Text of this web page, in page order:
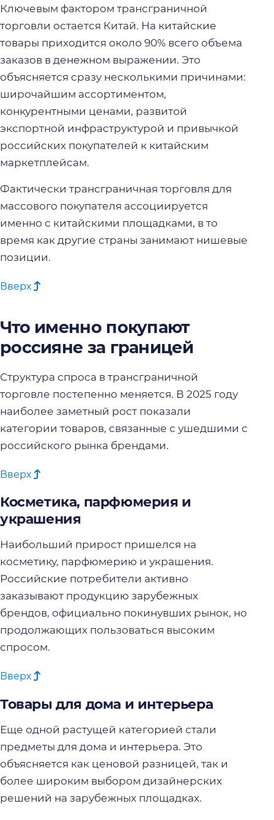
Ключевым фактором трансграничной
торговли остается Китай. На китайские
товары приходится около 90% всего объема
заказов в денежном выражении. Это
объясняется сразу несколькими причинами:
широчайшим ассортиментом,
конкурентными ценами, развитой
экспортной инфраструктурой и привычкой
российских покупателей к китайским
маркетплейсам.
Фактически трансграничная торговля для
массового покупателя ассоциируется
именно с китайскими площадками, в то
время как другие страны занимают нишевые
позиции.
Вверх
Что именно покупают
россияне за границей
Структура спроса в трансграничной
торговле постепенно меняется. В 2025 году
наиболее заметный рост показали
категории товаров, связанные с ушедшими с
российского рынка брендами.
Вверх
Косметика, парфюмерия и
украшения
Наибольший прирост пришелся на
косметику, парфюмерию и украшения.
Российские потребители активно
заказывают продукцию зарубежных
брендов, официально покинувших рынок, но
продолжающих пользоваться высоким
спросом.
Вверх
Товары для дома и интерьера
Еще одной растущей категорией стали
предметы для дома и интерьера. Это
объясняется как ценовой разницей, так и
более широким выбором дизайнерских
решений на зарубежных площадках.